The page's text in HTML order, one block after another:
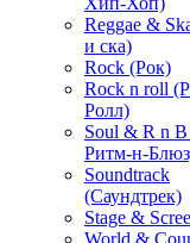
Reggae &
и ска)
Rock (Рок)
Rock n roll
Ролл)
Soul & R n
Ритм-н-
Soundtrack
(Саундтрек)
Stage &
World &